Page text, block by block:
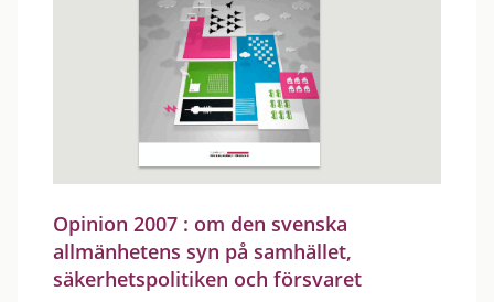
Opinion 2007 : om den svenska
allmänhetens syn på samhället,
säkerhetspolitiken och försvaret